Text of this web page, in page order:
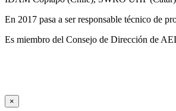
En 2017 pasa a ser responsable técnico de
Es miembro del Consejo de Dirección de
×